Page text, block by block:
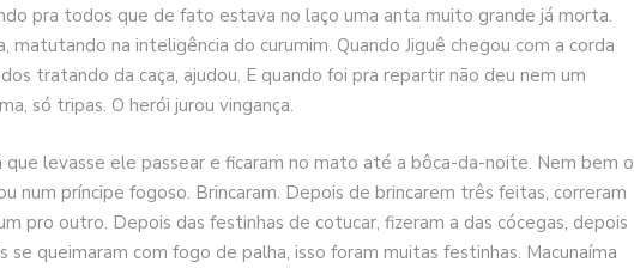
pra todos que de fato estava no laço uma anta muito grande já morta.
matutando na inteligência do curumim. Quando Jiguê chegou com a corda
tratando da caça, ajudou. E quando foi pra repartir não deu nem um
só tripas. O herói jurou vingança.
levasse ele passear e ficaram no mato até a bôca-da-noite. Nem bem o
num príncipe fogoso. Brincaram. Depois de brincarem três feitas, correram
pro outro. Depois das festinhas de cotucar, fizeram a das cócegas, depois
se queimaram com fogo de palha, isso foram muitas festinhas. Macunaíma